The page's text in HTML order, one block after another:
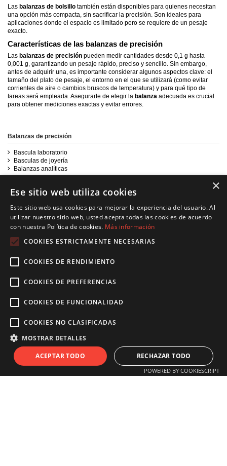
Las balanzas de bolsillo también están disponibles para quienes necesitan
una opción más compacta, sin sacrificar la precisión. Son ideales para
aplicaciones donde el espacio es limitado pero se requiere de un pesaje
exacto.
Características de las balanzas de precisión
Las balanzas de precisión pueden medir cantidades desde 0,1 g hasta
0,001 g, garantizando un pesaje rápido, preciso y sencillo. Sin embargo,
antes de adquirir una, es importante considerar algunos aspectos clave: el
tamaño del plato de pesaje, el entorno en el que se utilizará (como evitar
corrientes de aire o cambios bruscos de temperatura) y para qué tipo de
tareas será empleada. Asegurarte de elegir la balanza adecuada es crucial
para obtener mediciones exactas y evitar errores.
Balanzas de precisión
Bascula laboratorio
Basculas de joyería
Balanzas analíticas
Nosotros
Sobre nosotros
Contacto
Términos y condiciones
Condiciones de venta web
Política de cookies
Básculas Francisco Tomás
C/ Mossen Jacinto Verdaguer, 201, Local, Sant Boi de Llobregat 08830
×
Ese sitio web utiliza cookies
Este sitio web usa cookies para mejorar la experiencia del usuario. Al
utilizar nuestro sitio web, usted acepta todas las cookies de acuerdo
con nuestra Política de cookies. Más información
COOKIES ESTRICTAMENTE NECESARIAS
COOKIES DE RENDIMIENTO
COOKIES DE PREFERENCIAS
COOKIES DE FUNCIONALIDAD
COOKIES NO CLASIFICADAS
MOSTRAR DETALLES
ACEPTAR TODO RECHAZAR TODO
POWERED BY COOKIESCRIPT